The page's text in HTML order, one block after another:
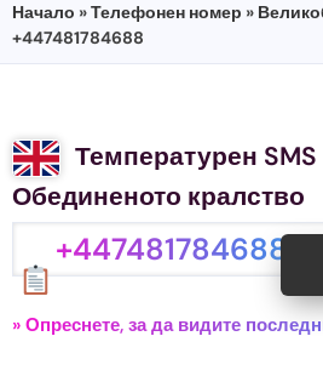
Начало »Телефонен номер »
+447481784688
Температурен
Обединеното кралство
+447481784688
» Опреснете, за да видите